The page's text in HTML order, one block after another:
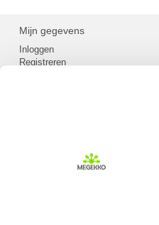
Mijn gegevens
Inloggen
Registreren